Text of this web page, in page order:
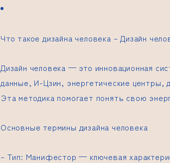
Что такое дизайна человека –Дизайн
Дизайн человека — это инновационная
данные, И-Цзин, энергетические центры,
Эта методика помогает понять свою
Основные термины дизайна человека
– Тип: Манифестор — ключевая